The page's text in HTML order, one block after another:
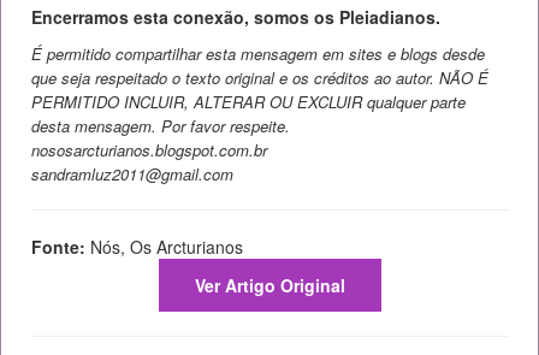
Encerramos esta conexão, somos os Pleiadianos.
É permitido compartilhar esta mensagem em sites e blogs desde
que seja respeitado o texto original e os créditos ao autor. NÃO É
PERMITIDO INCLUIR, ALTERAR OU EXCLUIR qualquer parte
desta mensagem. Por favor respeite.
nososarcturianos.blogspot.com.br
sandramluz2011@gmail.com
Fonte: Nós, Os Arcturianos
Ver Artigo Original